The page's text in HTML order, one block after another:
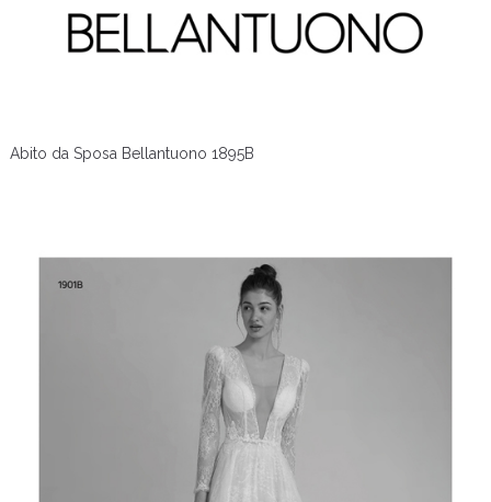
Abito da Sposa Bellantuono 1895B